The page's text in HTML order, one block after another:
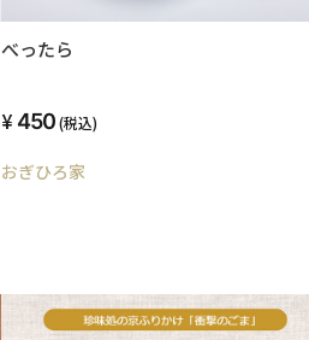
べったら
450(税込)
おぎひろ家